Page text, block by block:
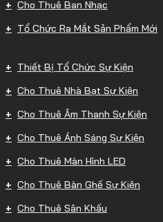
Cho Thuê Ban Nhạc
Tổ Chức Ra Mắt Sản Phẩm Mới
Thiết Bị Tổ Chức Sự Kiện
Cho Thuê Nhà Bạt Sự Kiện
Cho Thuê Âm Thanh Sự Kiện
Cho Thuê Ánh Sáng Sự Kiện
Cho Thuê Màn Hình LED
Cho Thuê Bàn Ghế Sự Kiện
Cho Thuê Sân Khấu